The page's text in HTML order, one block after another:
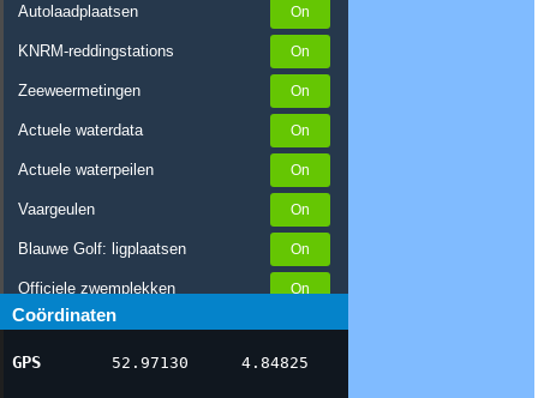
Autolaadplaatsen
KNRM-reddingstations
Zeeweermetingen
Actuele waterdata
Actuele waterpeilen
Vaargeulen
Blauwe Golf: ligplaatsen
Officiele zwemplekken
Stremmingen/hinder
AIS scheepsposities
Coördinaten
GPS 52.97130 4.84825